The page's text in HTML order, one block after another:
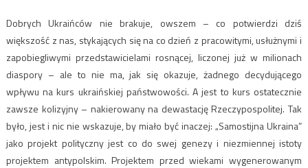
Dobrych Ukraińców nie brakuje, owszem – co potwierdzi dziś
większość z nas, stykających się na co dzień z pracowitymi, usłużnymi i
zapobiegliwymi przedstawicielami rosnącej, liczonej już w milionach
diaspory – ale to nie ma, jak się okazuje, żadnego decydującego
wpływu na kurs ukraińskiej państwowości. A jest to kurs ostatecznie
zawsze kolizyjny – nakierowany na dewastację Rzeczypospolitej. Tak
było, jest i nic nie wskazuje, by miało być inaczej: „Samostijna Ukraina”
jako projekt polityczny jest co do swej genezy i niezmiennej istoty
projektem antypolskim. Projektem przed wiekami wygenerowanym